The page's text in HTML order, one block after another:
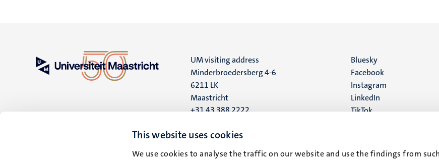
This website uses cookies
We use cookies to analyse the traffic on our website and use the findings from
UM visiting address
Minderbroedersberg 4-6
6211 LK
Maastricht
+31 43 388 2222
UM postal address
6200 MD
Social
media
Bluesky
Facebook
Instagram
LinkedIn
TikTok